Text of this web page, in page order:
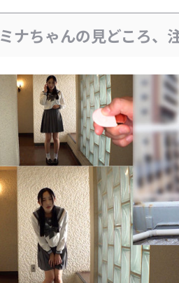
ミナちゃんの見どころ、